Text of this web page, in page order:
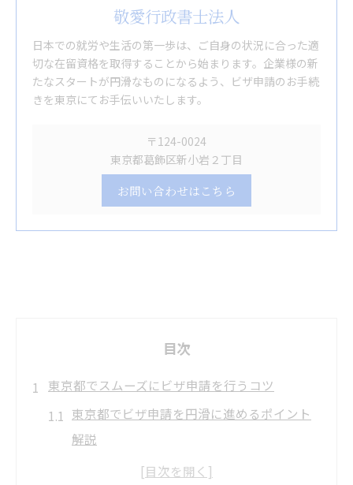
敬愛行政書士法人
日本での就労や生活の第一歩は、ご自身の状況に合った適
切な在留資格を取得することから始まります。企業様の新
たなスタートが円滑なものになるよう、ビザ申請のお手続
きを東京にてお手伝いいたします。
〒124-0024
東京都葛飾区新小岩２丁目
お問い合わせはこちら
目次
東京都でスムーズにビザ申請を行うコツ
東京都でビザ申請を円滑に進めるポイント
解説
ビザ申請時のよくあるミスとその対策方法